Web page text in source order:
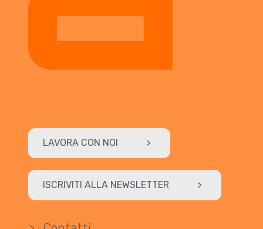
LAVORA CON NOI >
ISCRIVITI ALLA NEWSLETTER >